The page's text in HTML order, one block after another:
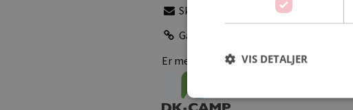
Skriv e-mail
Gå til pladsens hjemmeside
Er medlem af
VIS DETALJER